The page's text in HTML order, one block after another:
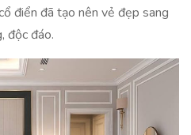
điển đã tạo nên vẻ đẹp sang
độc đáo.